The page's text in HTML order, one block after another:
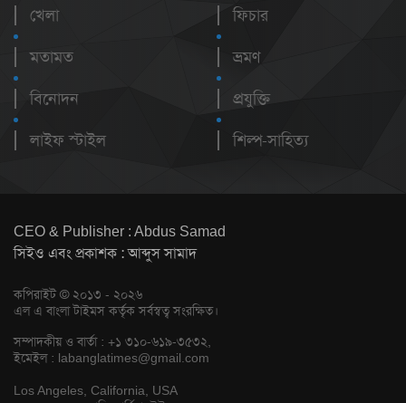
খেলা
মতামত
বিনোদন
লাইফ স্টাইল
ফিচার
ভ্রমণ
প্রযুক্তি
শিল্প-সাহিত্য
CEO & Publisher : Abdus Samad
সিইও এবং প্রকাশক : আব্দুস সামাদ
কপিরাইট © ২০১৩ - ২০২৬
এল এ বাংলা টাইমস কর্তৃক সর্বস্বত্ব সংরক্ষিত।
সম্পাদকীয় ও বার্তা : +১ ৩১০-৬১৯-৩৫৩২,
ইমেইল : labanglatimes@gmail.com
Los Angeles, California, USA